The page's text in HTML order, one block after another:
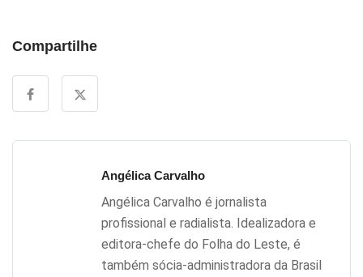
Compartilhe
Angélica Carvalho
Angélica Carvalho é jornalista
profissional e radialista. Idealizadora e
editora-chefe do Folha do Leste, é
também sócia-administradora da Brasil